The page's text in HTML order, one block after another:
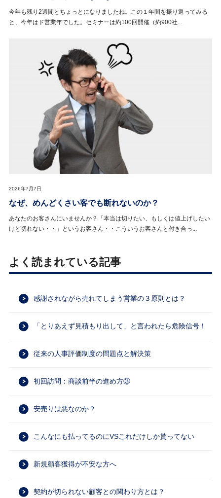
今年も残り2週間とちょっとになりましたね。この１年間を振り返ってみる
と、今年はド営業年でした。セミナーは約100回開催（約900社...
2026年7月7日
なぜ、めんどくさい客でも断れないのか？
あなたのお客さんにいませんか？「本当は切りたい、もしくは値上げしたい
けど切れない・・」というお客さん・・こういうお客さんと付き合っ...
よく読まれている記事
感謝されながら売れてしまう営業の３原則とは？
「とりあえず見積もり出して」と言われたら危険信号！
従来の人事評価制度の問題点と解決策
初回訪問：商談前半の進め方③
安売りは悪なのか？
こんなにも払ってるのにVSこれだけしか貰ってない
新規顧客獲得が不安な方へ
契約が切られない顧客との関わり方とは？